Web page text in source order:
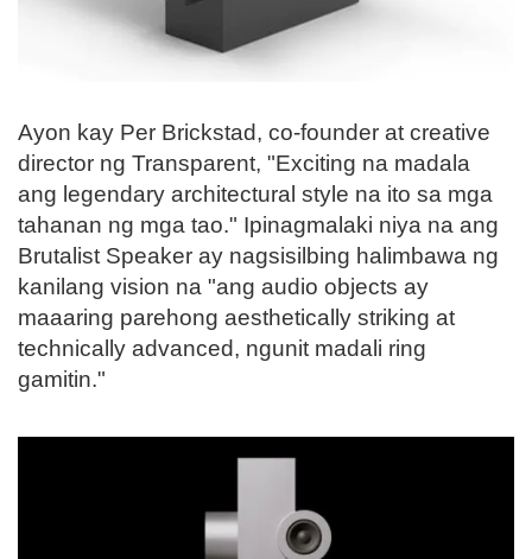
Ayon kay Per Brickstad, co-founder at creative
director ng Transparent, "Exciting na madala
ang legendary architectural style na ito sa mga
tahanan ng mga tao." Ipinagmalaki niya na ang
Brutalist Speaker ay nagsisilbing halimbawa ng
kanilang vision na "ang audio objects ay
maaaring parehong aesthetically striking at
technically advanced, ngunit madali ring
gamitin."